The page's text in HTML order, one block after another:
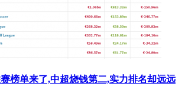
榜单来了,中超烧钱第二,实力排名却远远